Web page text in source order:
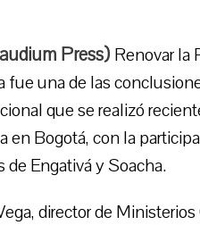
Press) Renovar la
fue una de las
que se realizó
en Bogotá, con la
de Engativá y Soacha.
director de